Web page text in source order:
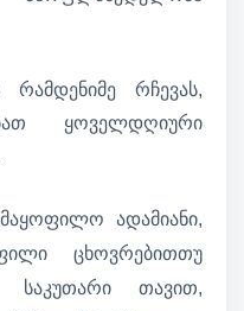
რჩევას,
ყოველდღიური
ადამიანი,
ცხოვრებითთუ
თავით,